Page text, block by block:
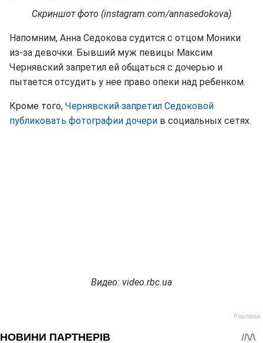
Скриншот фото (instagram.com/annasedokova)
Напомним, Анна Седокова судится с отцом Моники
из-за девочки. Бывший муж певицы Максим
Чернявский запретил ей общаться с дочерью и
пытается отсудить у нее право опеки над ребенком.
Кроме того, Чернявский запретил Седоковой
публиковать фотографии дочери в социальных сетях.
Видео: video.rbc.ua